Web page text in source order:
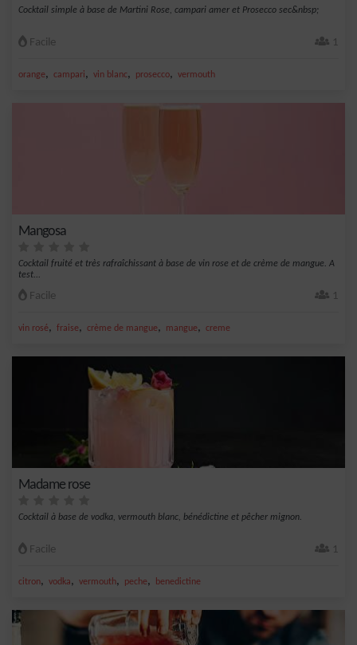
Cocktail simple à base de Martini Rose, campari amer et Prosecco sec&nbsp;
Facile 1
orange, campari, vin blanc, prosecco, vermouth
Mangosa
Cocktail fruité et très rafraîchissant à base de vin rose et de crème de mangue. A
test...
Facile 1
vin rosé, fraise, crème de mangue, mangue, creme
Madame rose
Cocktail à base de vodka, vermouth blanc, bénédictine et pêcher mignon.
Facile 1
citron, vodka, vermouth, peche, benedictine